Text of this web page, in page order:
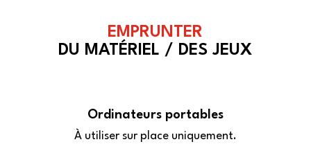
EMPRUNTER
DU MATÉRIEL / DES JEUX
Ordinateurs portables
À utiliser sur place uniquement.